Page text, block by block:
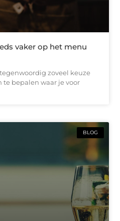
vaker op het menu
zoveel keuze
bepalen waar je voor
BLOG